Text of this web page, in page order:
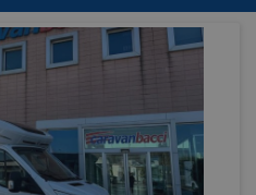
SIAMO CHIUSI IL
SETTEMBRE